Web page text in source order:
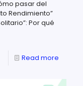
pasar del
Rendimiento”
Por qué
Read more